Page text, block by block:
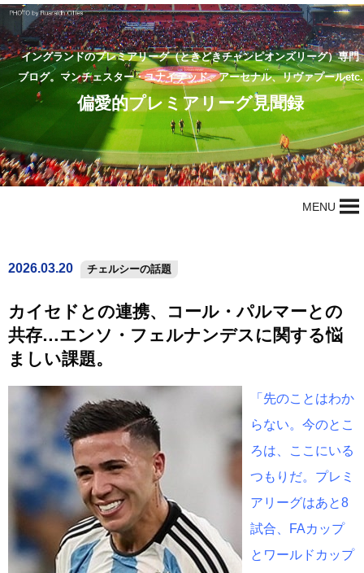
イングランドのプレミアリーグ（ときどきチャンピオンズリーグ）専門
ブログ。マンチェスター・ユナイテッド、アーセナル、リヴァプールetc.
偏愛的プレミアリーグ見聞録
MENU
2026.03.20 チェルシーの話題
カイセドとの連携、コール・パルマーとの
共存…エンソ・フェルナンデスに関する悩
ましい課題。
「先のことはわか
らない。今のとこ
ろは、ここにいる
つもりだ。プレミ
アリーグはあと8
試合、FAカップ
とワールドカップ